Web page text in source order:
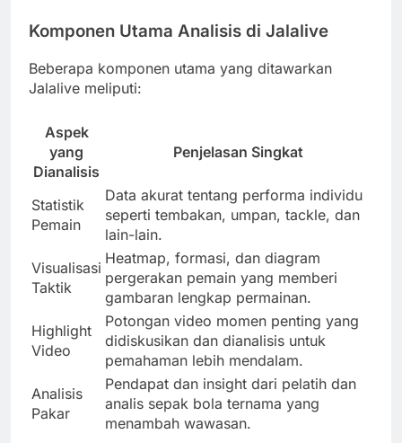
Komponen Utama Analisis di Jalalive
Beberapa komponen utama yang ditawarkan
Jalalive meliputi:
Aspek
yang
Dianalisis
Penjelasan Singkat
Statistik
Pemain
Data akurat tentang performa individu
seperti tembakan, umpan, tackle, dan
lain-lain.
Visualisasi
Taktik
Heatmap, formasi, dan diagram
pergerakan pemain yang memberi
gambaran lengkap permainan.
Highlight
Video
Potongan video momen penting yang
didiskusikan dan dianalisis untuk
pemahaman lebih mendalam.
Analisis
Pakar
Pendapat dan insight dari pelatih dan
analis sepak bola ternama yang
menambah wawasan.